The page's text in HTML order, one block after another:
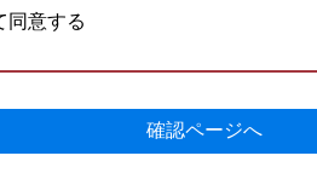
同意する
確認ページへ